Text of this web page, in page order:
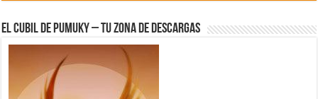
El Cubil de Pumuky – Tu zona de Descargas